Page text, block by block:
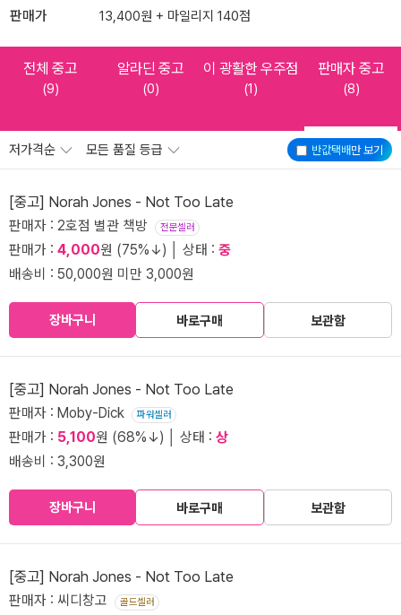
판매가 13,400원 + 마일리지 140점
전체 중고
(9)
알라딘 중고
(0)
이 광활한 우주점
(1)
판매자 중고
(8)
반값택배만 보기
저가격순 모든 품질 등급
[중고] Norah Jones - Not Too Late
판매자 : 2호점 별관 책방 전문셀러
판매가 : 4,000원 (75%↓) │ 상태 : 중
배송비 : 50,000원 미만 3,000원
장바구니 바로구매 보관함
[중고] Norah Jones - Not Too Late
판매자 : Moby-Dick 파워셀러
판매가 : 5,100원 (68%↓) │ 상태 : 상
배송비 : 3,300원
장바구니 바로구매 보관함
[중고] Norah Jones - Not Too Late
판매자 : 씨디창고 골드셀러